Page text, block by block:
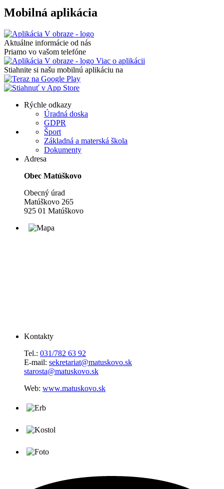
Mobilná aplikácia
Aktuálne informácie od nás
Priamo vo vašom telefóne
Viac o aplikácii
Stiahnite si našu mobilnú aplikáciu na
Rýchle odkazy
Úradná doska
GDPR
Šport
Základná a materská škola
Dokumenty
Adresa
Obec Matúškovo
Obecný úrad
Matúškovo 265
925 01 Matúškovo
Kontakty
Tel.: 031/782 63 92
E-mail: sekretariat@matuskovo.sk
starosta@matuskovo.sk
Web: www.matuskovo.sk